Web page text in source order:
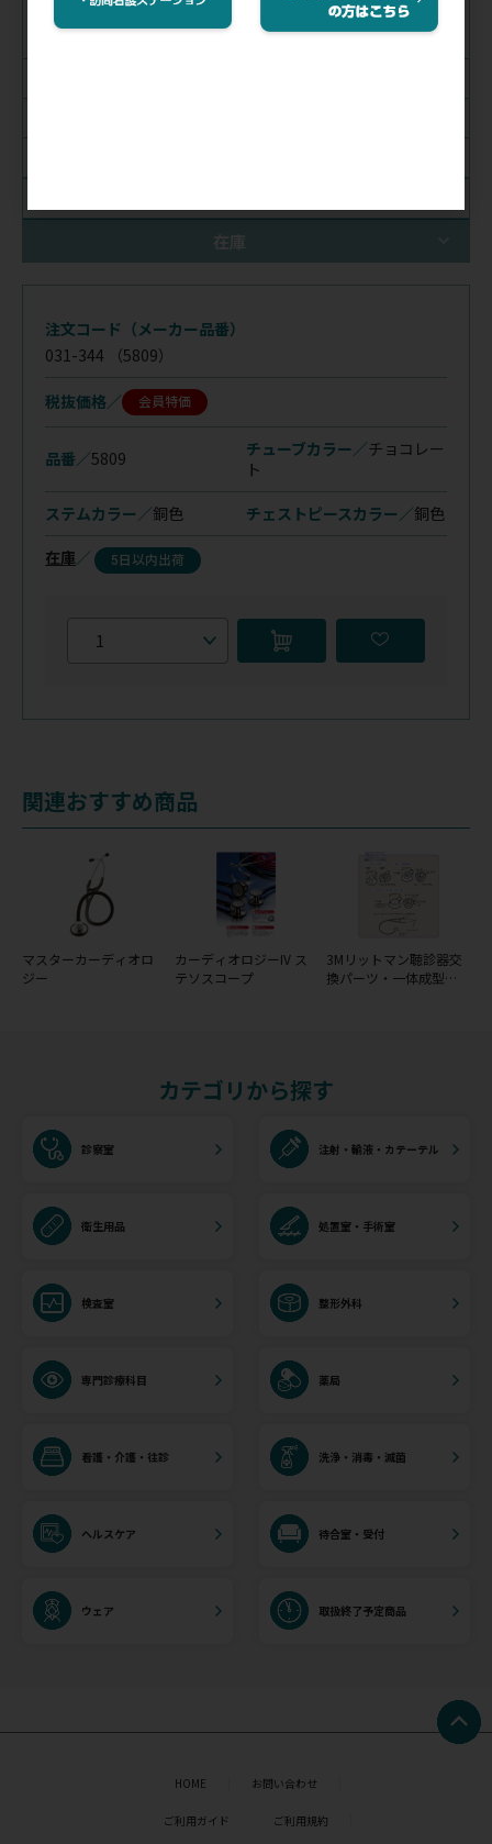
銅色
在庫
注文コード（メーカー品番）
031-344 （5809）
税抜価格 会員特価
品番／5809 チューブカラー／チョコレー
ト
ステムカラー／銅色 チェストピースカラー／銅色
在庫／ 5日以内出荷
関連おすすめ商品
マスターカーディオロ
ジー
カーディオロジーIV ス
テソスコープ
3Mリットマン聴診器交
換パーツ・一体成型ダ
カテゴリから探す
診察室 注射・輸液・カテーテル
衛生用品 処置室・手術室
検査室 整形外科
専門診療科目 薬局
看護・介護・往診 洗浄・消毒・滅菌
ヘルスケア 待合室・受付
ウェア 取扱終了予定商品
HOME お問い合わせ
ご利用ガイド ご利用規約